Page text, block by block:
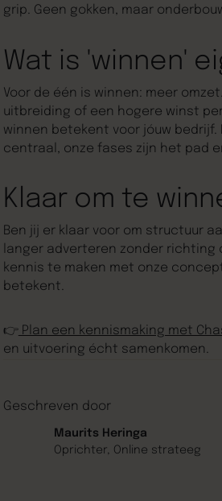
grip. Geen gokken, maar
Wat is 'winnen'
Voor de één is winnen: meer
uitbreiding of een hogere winst
winnen betekent voor jóuw
centraal, onze fases zijn het pad
Klaar om te
Ben jij er klaar voor om structuur
langer adverteren zonder richting
kennis te maken met onze
betekent.
👉Plan een kennismaking met
en uitvoering écht samenkomen.
Geschreven door
Maurits Heringa
Oprichter, Online strateeg